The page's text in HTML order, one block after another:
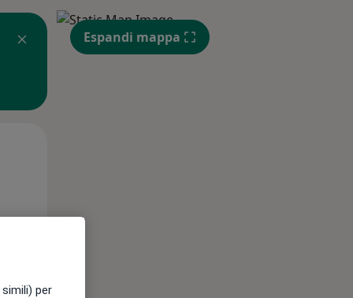
Espandi mappa
per